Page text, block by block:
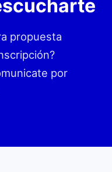
propuesta
por